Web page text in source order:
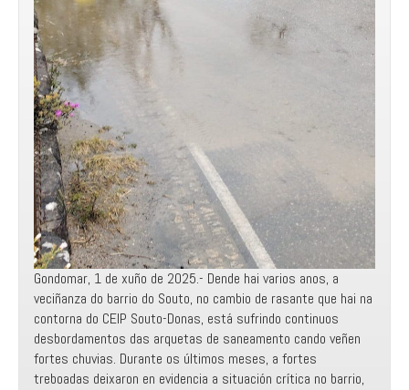
Gondomar, 1 de xuño de 2025.- Dende hai varios anos, a
veciñanza do barrio do Souto, no cambio de rasante que hai na
contorna do CEIP Souto-Donas, está sufrindo continuos
desbordamentos das arquetas de saneamento cando veñen
fortes chuvias. Durante os últimos meses, a fortes
treboadas deixaron en evidencia a situación crítica no barrio,